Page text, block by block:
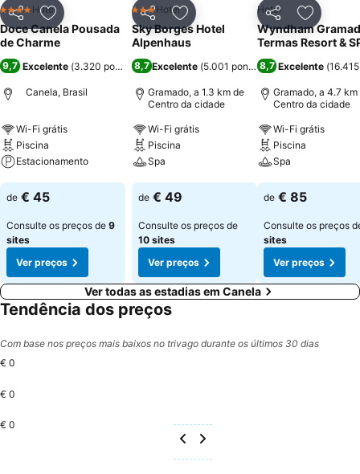
PartilharAdicionar aos favoritos
4 EstrelasHotel
Doce Canela Pousada
de Charme
9,7 Excelente (3.320 pontuações)
Canela, Brasil
Wi-Fi grátis
Piscina
Estacionamento
Ver preços
de € 45
Consulte os preços de 9
sites
Ver preços
PartilharAdicionar aos favoritos
3 Estrelas
Hotel
Sky Borges Hotel
Alpenhaus
8,7 Excelente (5.001 pontuações)
Gramado, a 1.3 km de
Centro da cidade
Wi-Fi grátis
Piscina
Spa
Ver preços
de € 49
Consulte os preços de
10 sites
Ver preços
Partilhar
Hotel
Wyndham
Termas Resort &
8,7 Excelente (
Gramado, a 4.7 km
Centro da cidade
Wi-Fi grátis
Piscina
Spa
Ver preços
de € 85
Consulte os preços
sites
Ver preços
Ver todas as estadias em Canela
Tendência dos preços
Com base nos preços mais baixos no trivago durante os últimos 30 dias
€ 0
€ 0
€ 0